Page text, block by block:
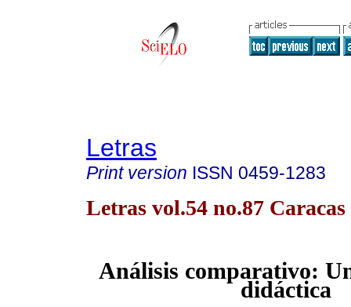
Letras
Print version ISSN 0459-1283
Letras vol.54 no.87 Caracas
Análisis comparativo:
didáctica